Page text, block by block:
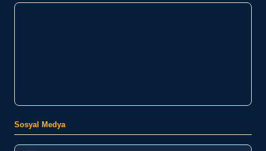
Sosyal Medya